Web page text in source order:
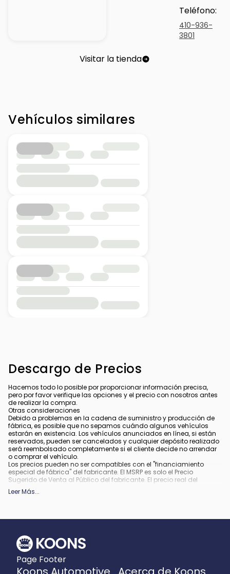
Teléfono:
410-936-
3801
Visitar la tienda
Vehículos similares
Descargo de Precios
Hacemos todo lo posible por proporcionar información precisa,
pero por favor verifique las opciones y el precio con nosotros antes
de realizar la compra.
Otras consideraciones
Debido a problemas en la cadena de suministro y producción de
fábrica, es posible que no sepamos cuándo algunos vehículos
estarán en existencia. Los vehículos anunciados en línea, si están
reservados, pueden ser cancelados y cualquier depósito realizado
será reembolsado completamente si el cliente decide no arrendar
o comprar el vehículo.
Los precios pueden no ser compatibles con el "financiamiento
especial de fábrica" del fabricante. El MSRP es solo el Precio
Sugerido de Venta al Público del fabricante. El precio real del
concesionario puede variar.
Debido a la disponibilidad, algunas imágenes y opciones
especificaciones.
Todo financiamiento está sujeto a crédito aprobado.
Qué está incluido
Todos los precios incluyen los descuentos y estímulos aplicables.
Pueden aplicar descuentos y estímulos adicionales para aquellos
Leer Más...
Page Footer